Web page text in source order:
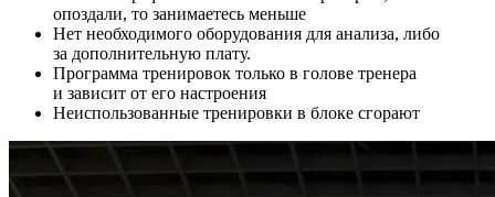
опоздали, то занимаетесь меньше
Нет необходимого оборудования для анализа, либо
за дополнительную плату.
Программа тренировок только в голове тренера
и зависит от его настроения
Неиспользованные тренировки в блоке сгорают